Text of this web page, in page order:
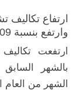
وارتفع بنسبة 4.09% شهرياً
الشهر من العام